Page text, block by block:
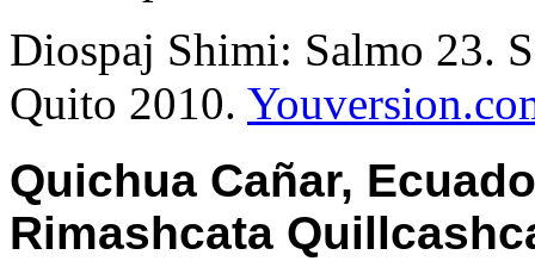
Diospaj Shimi: Salmo 23.
Quito 2010.
Quichua Cañar,
Rimashcata